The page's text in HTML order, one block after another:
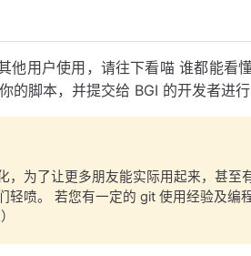
他用户使用，请往下看喵 谁都能
的脚本，并提交给 BGI 的开发者进
，为了让更多朋友能实际用起来，甚至
轻喷。 若您有一定的 git 使用经验及编